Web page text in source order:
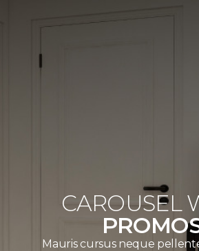
CAROUSEL
Mauris cursus neque